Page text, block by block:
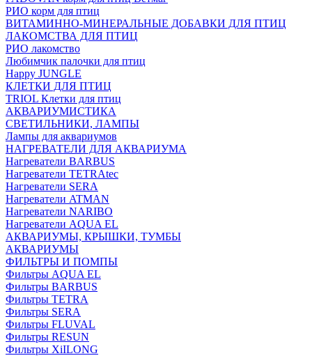
РИО корм для птиц
ВИТАМИННО-МИНЕРАЛЬНЫЕ ДОБАВКИ ДЛЯ ПТИЦ
ЛАКОМСТВА ДЛЯ ПТИЦ
РИО лакомство
Любимчик палочки для птиц
Happy JUNGLE
КЛЕТКИ ДЛЯ ПТИЦ
TRIOL Клетки для птиц
АКВАРИУМИСТИКА
СВЕТИЛЬНИКИ, ЛАМПЫ
Лампы для аквариумов
НАГРЕВАТЕЛИ ДЛЯ АКВАРИУМА
Нагреватели BARBUS
Нагреватели TETRAtec
Нагреватели SERA
Нагреватели ATMAN
Нагреватели NARIBO
Нагреватели AQUA EL
АКВАРИУМЫ, КРЫШКИ, ТУМБЫ
АКВАРИУМЫ
ФИЛЬТРЫ И ПОМПЫ
Фильтры AQUA EL
Фильтры BARBUS
Фильтры ТETRA
Фильтры SERA
Фильтры FLUVAL
Фильтры RESUN
Фильтры XiILONG